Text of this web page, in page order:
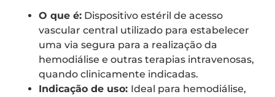
O que é: Dispositivo estéril de acesso
vascular central utilizado para estabelecer
uma via segura para a realização da
hemodiálise e outras terapias intravenosas,
quando clinicamente indicadas.
Indicação de uso: Ideal para hemodiálise,